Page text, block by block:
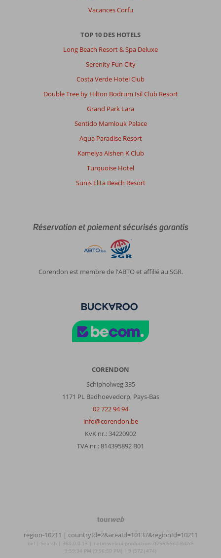
Vacances Corfu
TOP 10 DES HOTELS
Long Beach Resort & Spa Deluxe
Serenity Fun City
Costa Verde Hotel Club
Double Tree by Hilton Bodrum Isil Club Resort
Grand Park Lara
Sentido Mamlouk Palace
Aqua Paradise Resort
Kamelya Aishen K Club
Turquoise Hotel
Sunis Elita Beach Resort
Réservation et paiement sécurisés garantis
Corendon est membre de l'ABTO et affilié au SGR.
CORENDON
Schipholweg 335
1171 PL Badhoevedorp, Pays-Bas
02 722 94 94
info@corendon.be
KvK nr.: 34220902
TVA nr.: 814395892 B01
TourWeb
NetMatch
region-10211 | countryId=2&areaId=10137&regionId=10211
bef | Search | 380.0.0.13 | netm-web-ui-production-7f756f55dd-8d2r5
9:59:34 PM (9:56:50 PM) | 9 (572|474)